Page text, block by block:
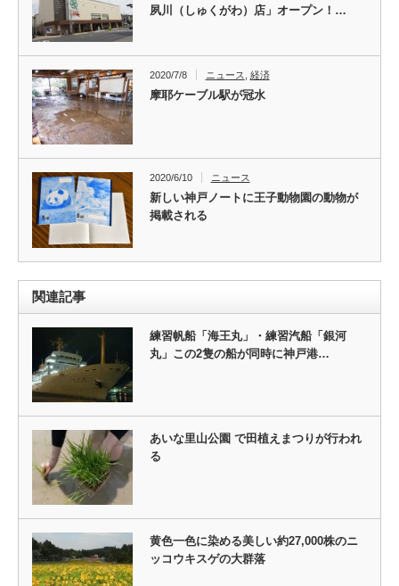
夙川（しゅくがわ）店」オープン！…
2020/7/8 ニュース 経済
摩耶ケーブル駅が冠水
2020/6/10 ニュース
新しい神戸ノートに王子動物園の動物が
掲載される
関連記事
練習帆船「海王丸」・練習汽船「銀河
丸」この2隻の船が同時に神戸港…
あいな里山公園 で田植えまつりが行われ
る
黄色一色に染める美しい約27,000株のニ
ッコウキスゲの大群落